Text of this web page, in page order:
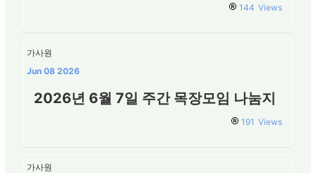
144 Views
가사원
Jun 08 2026
2026년 6월 7일 주간 목장모임 나눔지
191 Views
가사원